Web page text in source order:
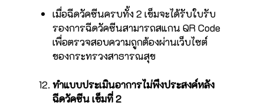
เมื่อฉีดวัคซีนครบทั้ง 2 เข็มจะได้รับใบรับ
รองการฉีดวัคซีนสามารถสแกน QR Code
เพื่อตรวจสอบความถูกต้องผ่านเว็บไซต์
ของกระทรวงสาธารณสุข
ทำแบบประเมินอาการไม่พึงประสงค์หลัง
ฉีดวัคซีน เข็มที่ 2